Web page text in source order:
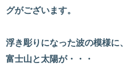
グがございます。
浮き彫りになった波の模様に、
富士山と太陽が・・・